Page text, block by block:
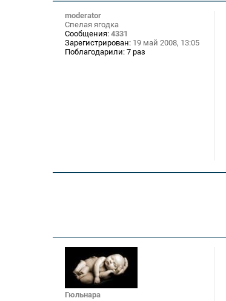
moderator
Спелая ягодка
Сообщения: 4331
Зарегистрирован: 19 май 2008, 13:05
Поблагодарили: 7 раз
Гюльнара